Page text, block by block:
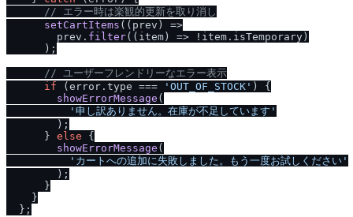
// エラー時は楽観的更新を取り消し
setCartItems ( ( prev ) =>
        prev.
filter( ( item ) => !item. isTemporary )
      );
// ユーザーフレンドリーなエラー表示
if (error. type === 'OUT_OF_STOCK' ) {
showErrorMessage (
'申し訳ありません。在庫が不足しています'
        );
      }
else {
showErrorMessage (
'カートへの追加に失敗しました。もう一度お試しください'
        );
      }
    }
  };